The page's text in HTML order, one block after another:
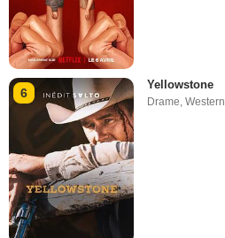
6
Yellowstone
Drame,Western